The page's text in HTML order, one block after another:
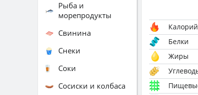
Белки
Жиры
Рыба и
морепродукты
Свинина
Снеки
Соки
Сосиски и колбаса